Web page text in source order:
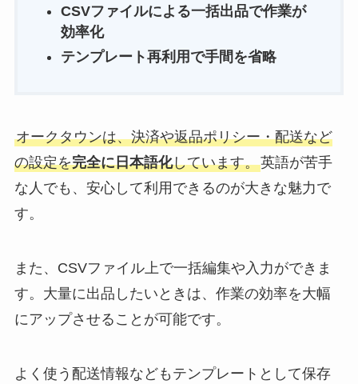
CSVファイルによる一括出品で作業が
効率化
テンプレート再利用で手間を省略
オークタウンは、決済や返品ポリシー・配送など
の設定を完全に日本語化しています。英語が苦手
な人でも、安心して利用できるのが大きな魅力で
す。
また、CSVファイル上で一括編集や入力ができま
す。大量に出品したいときは、作業の効率を大幅
にアップさせることが可能です。
よく使う配送情報などもテンプレートとして保存